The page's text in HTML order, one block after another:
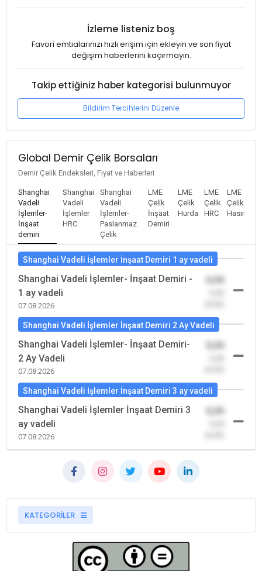
İzleme listeniz boş
Favori emtialarınızı hızlı erişim için ekleyin ve son fiyat
değişim haberlerini kaçırmayın.
Takip ettiğiniz haber kategorisi bulunmuyor
Bildirim Tercihlerini Düzenle
Global Demir Çelik Borsaları
Demir Çelik Endeksleri, Fiyat ve Haberleri
Shanghai
Vadeli
İşlemler-
İnşaat
demiri
Shanghai
Vadeli
İşlemler
HRC
Shanghai
Vadeli
İşlemler-
Paslanmaz
Çelik
LME
Çelik
İnşaat
Demiri
LME
Çelik
Hurda
LME
Çelik
HRC
LME
Çelik
Hasır
Shanghai Vadeli İşlemler İnşaat Demiri 1 ay vadeli
Shanghai Vadeli İşlemler- İnşaat Demiri -
1 ay vadeli
07.08.2026
Shanghai Vadeli İşlemler İnşaat Demiri 2 Ay Vadeli
Shanghai Vadeli İşlemler- İnşaat Demiri-
2 Ay Vadeli
07.08.2026
Shanghai Vadeli İşlemler İnşaat Demiri 3 ay vadeli
Shanghai Vadeli İşlemler İnşaat Demiri 3
ay vadeli
07.08.2026
KATEGORİLER